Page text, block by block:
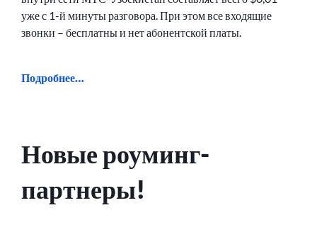
уже с 1-й минуты разговора. При этом все входящие
звонки – бесплатны и нет абонентской платы.
Подробнее…
Новые роуминг-
партнеры!